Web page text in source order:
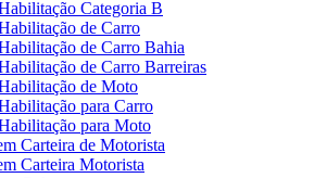
Categoria B
de Carro
de Carro Bahia
de Carro Barreiras
de Moto
para Carro
para Moto
Carteira de Motorista
Carteira Motorista